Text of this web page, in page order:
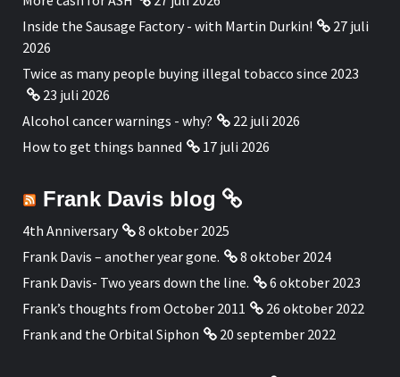
Inside the Sausage Factory - with Martin Durkin!
27 juli
2026
Twice as many people buying illegal tobacco since 2023
23 juli 2026
Alcohol cancer warnings - why?
22 juli 2026
How to get things banned
17 juli 2026
Frank Davis blog
4th Anniversary
8 oktober 2025
Frank Davis – another year gone.
8 oktober 2024
Frank Davis- Two years down the line.
6 oktober 2023
Frank’s thoughts from October 2011
26 oktober 2022
Frank and the Orbital Siphon
20 september 2022